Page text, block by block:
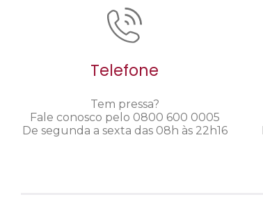
Telefone
Tem pressa?
Fale conosco pelo 0800 600 0005
De segunda a sexta das 08h às 22h16